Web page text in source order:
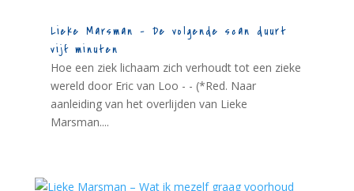
Lieke Marsman – De volgende scan duurt
vijf minuten
Hoe een ziek lichaam zich verhoudt tot een zieke
wereld door Eric van Loo - - (*Red. Naar
aanleiding van het overlijden van Lieke
Marsman....